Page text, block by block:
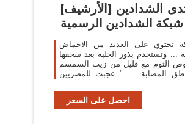
الشدادين [الأرشيف]
الشدادين الرسمية
تحتوي على العديد من الاحماض
... وتستخدم بذور الحلبة بعد سحقها
الثوم مع قليل من زيت السمسم
المصابة. ... " عجبت للمصريين
احصل على السعر